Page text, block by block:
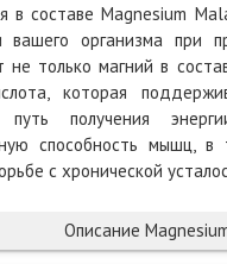
в составе Magnesium
вашего организма при
не только магний в
которая
путь получения
способность мышц,
с хронической
Описание